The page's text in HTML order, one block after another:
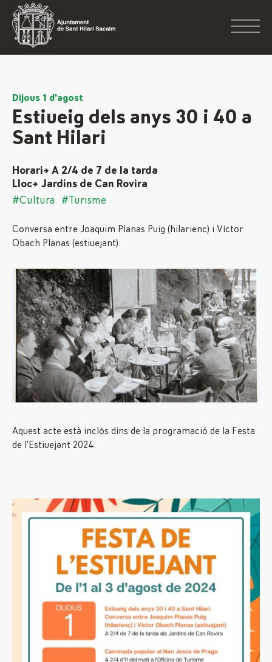
Dijous 1 d'agost
Estiueig dels anys 30 i 40 a
Sant Hilari
Horari→ A 2/4 de 7 de la tarda
Lloc→ Jardins de Can Rovira
#Cultura
#Turisme
Conversa entre Joaquim Planas Puig (hilarienc) i Víctor
Obach Planas (estiuejant).
Aquest acte està inclòs dins de la programació de la Festa
de l’Estiuejant 2024.